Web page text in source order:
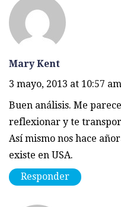
Mary Kent
3 mayo, 2013 at 10:57 am
Buen análisis. Me
reflexionar y te
Así mismo nos hace
existe en USA.
Responder